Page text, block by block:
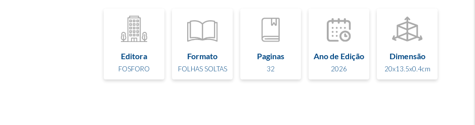
Editora
FOSFORO
Formato
FOLHAS SOLTAS
Paginas
32
Ano de Edição
2026
Dimensão
20x13.5x0.4cm